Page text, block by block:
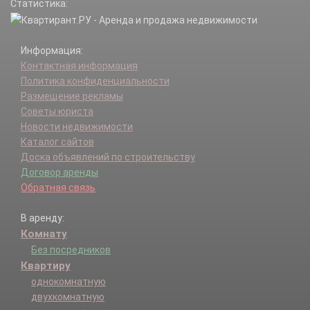
Верхнее Вельяминово д.
Верхнее Плуталово д.
Веселкино д.
Воронино д.
Гололобово д.
Гремячево д.
Давыдово д.
Даровое д.
Добрая Слободка д.
Дубакино д.
Дятлово-1 д.
Дятлово-2 д.
Ерново д.
Жемово с.
Жилконцы д.
Журавна д.
Зайцево д.
Замятино д.
Статистика:
Информация:
Контактная информация
Политика конфиденциальности
Размещение рекламы
Советы юриста
Новости недвижимости
Каталог сайтов
Доска объявлений по строительству
Договор аренды
Обратная связь
В аренду:
Комнату
Без посредников
Квартиру
однокомнатную
двухкомнатную